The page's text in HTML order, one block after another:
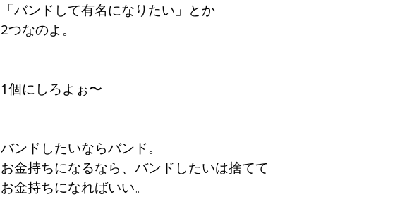
「バンドして有名になりたい」とか
2つなのよ。
1個にしろよぉ〜
バンドしたいならバンド。
お金持ちになるなら、バンドしたいは捨てて
お金持ちになればいい。